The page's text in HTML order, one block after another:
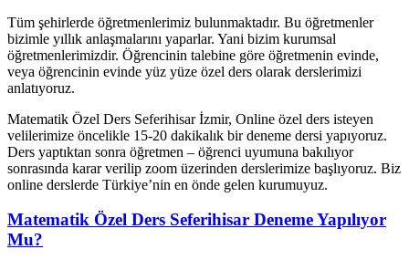
Tüm şehirlerde öğretmenlerimiz bulunmaktadır. Bu öğretmenler
bizimle yıllık anlaşmalarını yaparlar. Yani bizim kurumsal
öğretmenlerimizdir. Öğrencinin talebine göre öğretmenin evinde,
veya öğrencinin evinde yüz yüze özel ders olarak derslerimizi
anlatıyoruz.
Matematik Özel Ders Seferihisar İzmir, Online özel ders isteyen
velilerimize öncelikle 15-20 dakikalık bir deneme dersi yapıyoruz.
Ders yaptıktan sonra öğretmen – öğrenci uyumuna bakılıyor
sonrasında karar verilip zoom üzerinden derslerimize başlıyoruz. Biz
online derslerde Türkiye’nin en önde gelen kurumuyuz.
Matematik Özel Ders Seferihisar Deneme Yapılıyor
Mu?